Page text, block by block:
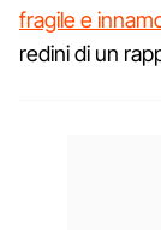
fragile e
redini di un